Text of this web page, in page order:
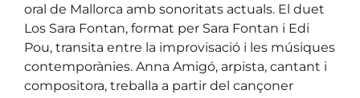
oral de Mallorca amb sonoritats actuals. El duet
Los Sara Fontan, format per Sara Fontan i Edi
Pou, transita entre la improvisació i les músiques
contemporànies. Anna Amigó, arpista, cantant i
compositora, treballa a partir del cançoner